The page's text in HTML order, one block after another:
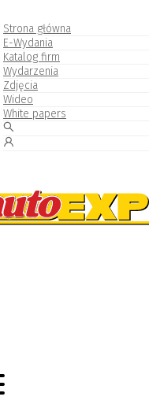
Strona główna
E-Wydania
Katalog firm
Wydarzenia
Zdjęcia
Wideo
White papers